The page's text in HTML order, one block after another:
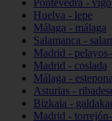
Pontevedra - vigo
Huelva - lepe
Málaga - málaga
Salamanca -
Madrid -
Madrid - coslada
Málaga - estepona
Asturias -
Bizkaia -
Madrid -